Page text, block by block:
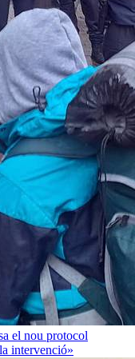
el nou protocol
intervenció»